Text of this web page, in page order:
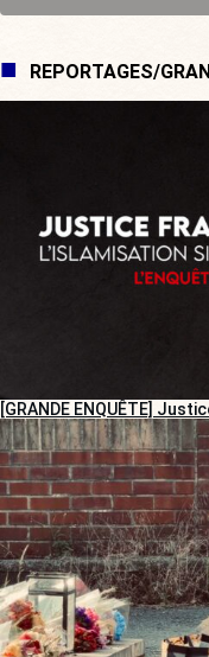
REPORTAGES/
[GRANDE ENQUÊTE]